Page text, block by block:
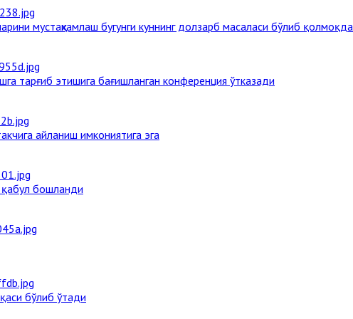
мустаҳкамлаш бугунги куннинг долзарб масаласи бўлиб қолмоқда
тарғиб этишига бағишланган конференция ўтказади
айланиш имкониятига эга
бошланди
бўлиб ўтади